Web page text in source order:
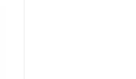
údajov